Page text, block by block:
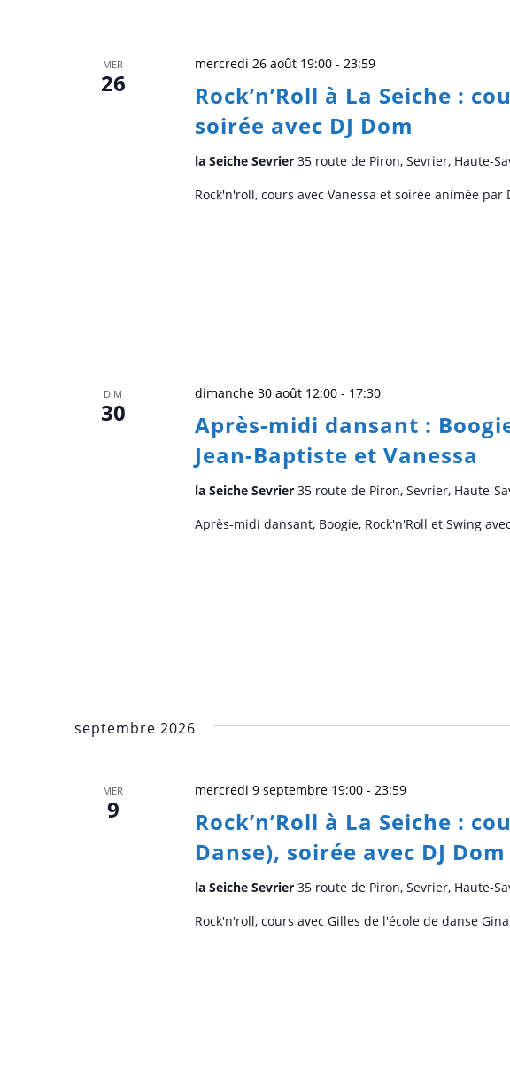
MER
26
Rock’n’Roll à La Seiche :
soirée avec DJ Dom
mercredi 26 août 19:00- 23:59
la Seiche Sevrier 35 route de Piron, Sevrier, Haute-
Rock'n'roll, cours avec Vanessa et soirée animée par
DIM
30
Après-midi dansant :
Jean-Baptiste et Vanessa
dimanche 30 août 12:00- 17:30
la Seiche Sevrier 35 route de Piron, Sevrier, Haute-
Après-midi dansant, Boogie, Rock'n'Roll et Swing
septembre 2026
MER
9
Rock’n’Roll à La Seiche :
Danse), soirée avec DJ Dom
mercredi 9 septembre 19:00- 23:59
la Seiche Sevrier 35 route de Piron, Sevrier, Haute-
Rock'n'roll, cours avec Gilles de l'école de danse